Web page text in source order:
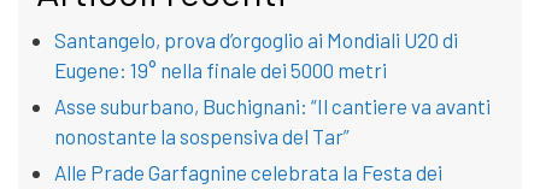
Santangelo, prova d’orgoglio ai Mondiali U20 di
Eugene: 19° nella finale dei 5000 metri
Asse suburbano, Buchignani: “Il cantiere va avanti
nonostante la sospensiva del Tar”
Alle Prade Garfagnine celebrata la Festa dei